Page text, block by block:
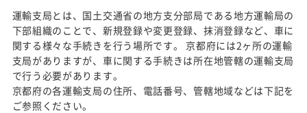
運輸支局とは、国土交通省の地方支分部局である地方運輸局の
下部組織のことで、新規登録や変更登録、抹消登録など、車に
関する様々な手続きを行う場所です。 京都府には2ヶ所の運輸
支局がありますが、車に関する手続きは所在地管轄の運輸支局
で行う必要があります。
京都府の各運輸支局の住所、電話番号、管轄地域などは下記を
ご参照ください。